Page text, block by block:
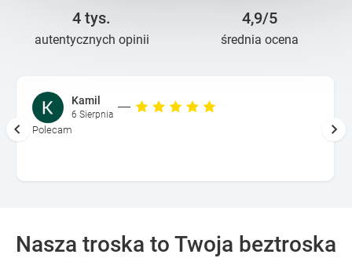
4 tys.
autentycznych opinii
4,9/5
średnia ocena
Kamil
6 Sierpnia
Polecam
Nasza troska to Twoja beztroska